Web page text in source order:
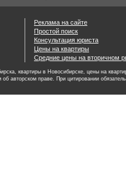
Реклама на сайте
Простой поиск
Консультация юриста
Цены на квартиры
Средние цены на вторичном
квартиры в Новосибирске, цены на
авторском праве. При цитировании